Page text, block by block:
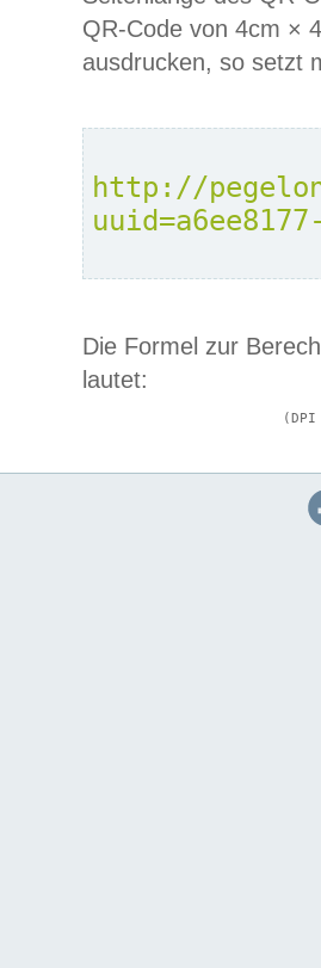
QR-Code von 4cm ×
ausdrucken, so setzt
http://
Die Formel zur
lautet: